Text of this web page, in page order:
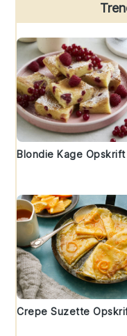
Blondie Kage Opskrift
Crepe Suzette